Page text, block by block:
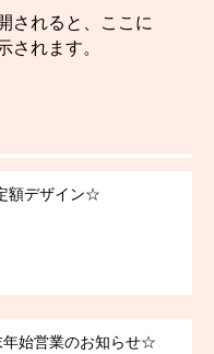
されると、ここに
されます。
額デザイン☆
年始営業のお知らせ☆